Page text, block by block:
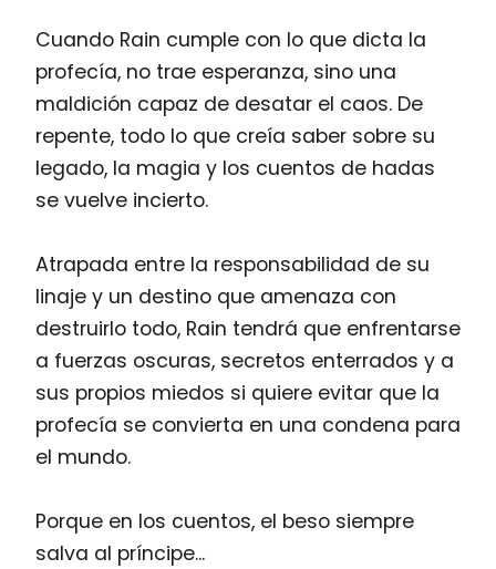
Cuando Rain cumple con lo que dicta la
profecía, no trae esperanza, sino una
maldición capaz de desatar el caos. De
repente, todo lo que creía saber sobre su
legado, la magia y los cuentos de hadas
se vuelve incierto.
Atrapada entre la responsabilidad de su
linaje y un destino que amenaza con
destruirlo todo, Rain tendrá que enfrentarse
a fuerzas oscuras, secretos enterrados y a
sus propios miedos si quiere evitar que la
profecía se convierta en una condena para
el mundo.
Porque en los cuentos, el beso siempre
salva al príncipe...